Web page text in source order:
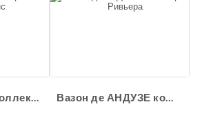
Вазон ФАУНА коллекция Иль-де-Франс Вазон де АНДУЗЕ коллекция Ривьера